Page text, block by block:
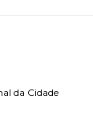
da Cidade